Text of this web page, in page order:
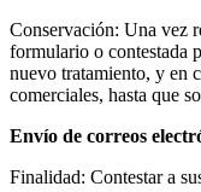
Conservación: Una vez
formulario o contestada
nuevo tratamiento, y en
comerciales, hasta que
Envío de correos
Finalidad: Contestar a